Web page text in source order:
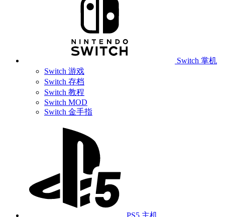
Switch 掌机
Switch 游戏
Switch 存档
Switch 教程
Switch MOD
Switch 金手指